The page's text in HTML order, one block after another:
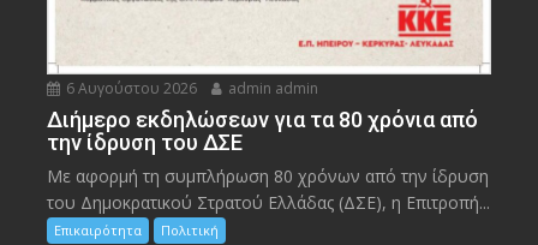
6 Αυγούστου 2026 admin admin
Διήμερο εκδηλώσεων για τα 80 χρόνια από
την ίδρυση του ΔΣΕ
Με αφορμή τη συμπλήρωση 80 χρόνων από την ίδρυση
του Δημοκρατικού Στρατού Ελλάδας (ΔΣΕ), η Επιτροπή...
Επικαιρότητα Πολιτική